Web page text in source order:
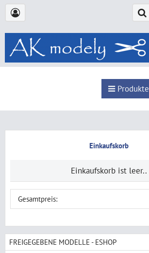
Produkte
Einkaufskorb
Einkaufskorb ist leer..
Gesamtpreis:
FREIGEGEBENE MODELLE - ESHOP